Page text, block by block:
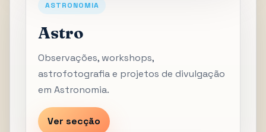
ASTRONOMIA
Astro
Observações, workshops,
astrofotografia e projetos de divulgação
em Astronomia.
Ver secção